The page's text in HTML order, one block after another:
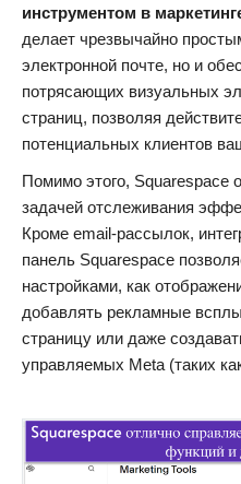
инструментом в
делает чрезвычайно
электронной почте, но и
потрясающих визуальных
страниц, позволяя
потенциальных клиентов
Помимо этого, Squarespace
задачей отслеживания
Кроме email-рассылок,
панель Squarespace
настройками, как
добавлять рекламные
страницу или даже
управляемых Meta (таких